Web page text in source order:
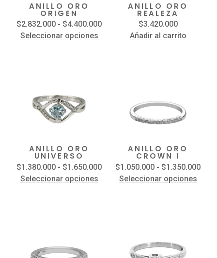
ANILLO ORO
ORIGEN
$2.832.000 - $4.400.000
Seleccionar opciones
ANILLO ORO
REALEZA
$3.420.000
Añadir al carrito
ANILLO ORO
UNIVERSO
$1.380.000 - $1.650.000
Seleccionar opciones
ANILLO ORO
CROWN I
$1.050.000 - $1.350.000
Seleccionar opciones